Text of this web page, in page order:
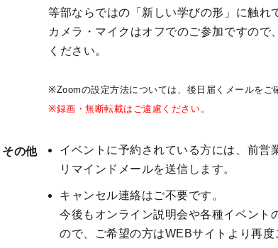
等部ならではの「新しい学びの形」に触れ
カメラ・マイクはオフでのご参加ですので
ください。
※Zoomの設定方法については、後日届くメールをご
※録画・無断転載はご遠慮ください。
の他
イベントに予約されている方には、前営
リマインドメールを送信します。
キャンセル連絡はご不要です。
今後もオンライン説明会や各種イベント
ので、ご希望の方はWEBサイトより再度